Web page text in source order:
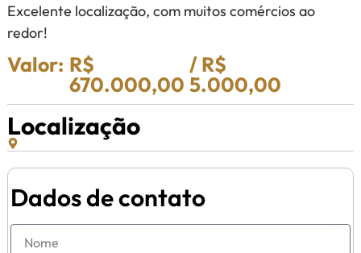
Excelente localização, com muitos comércios ao
redor!
Valor: R$
670.000,00
/ R$
5.000,00
Localização
Dados de contato